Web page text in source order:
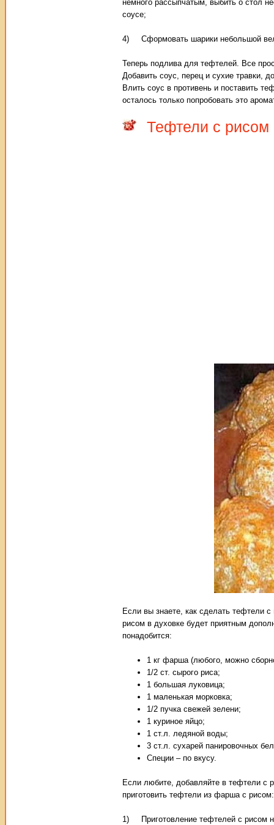
немного рассыпчатым, выбить о стол
соусе;
4) Сформовать шарики небольшой
Теперь подлива для тефтелей. Все
Добавить соус, перец и сухие травки,
Влить соус в противень и поставить
осталось только попробовать это
Тефтели с рисом
Если вы знаете, как сделать тефтели
рисом в духовке будет приятным
понадобится:
1 кг фарша (любого, можно
1/2 ст. сырого риса;
1 большая луковица;
1 маленькая морковка;
1/2 пучка свежей зелени;
1 куриное яйцо;
1 ст.л. ледяной воды;
3 ст.л. сухарей панировочных
Специи – по вкусу.
Если любите, добавляйте в тефтели с
приготовить тефтели из фарша с рисом:
1) Приготовление тефтелей с рисом